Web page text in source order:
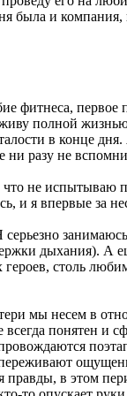
была и компания,
фитнеса,
полной
в конце
разу не
не
и я впервые за
дыхания). А
столь
мы несем в
понятен и
правды, в этом